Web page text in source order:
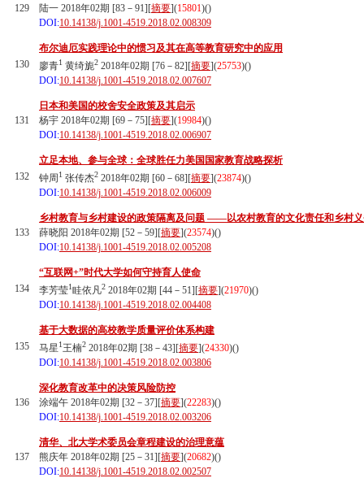
129
陆一 2018年02期 [83－91][摘要](15801)()
DOI:10.14138/j.1001-4519.2018.02.008309
130
布尔迪厄实践理论中的惯习及其在高等教育研究中的应用
廖青1 黄绮旎2 2018年02期 [76－82][摘要](25753)()
DOI:10.14138/j.1001-4519.2018.02.007607
131
日本和美国的校舍安全政策及其启示
杨宇 2018年02期 [69－75][摘要](19984)()
DOI:10.14138/j.1001-4519.2018.02.006907
132
立足本地、参与全球：全球胜任力美国国家教育战略探析
钟周 1 张传杰2 2018年02期 [60－68][摘要](23874)()
DOI:10.14138/j.1001-4519.2018.02.006009
133
乡村教育与乡村建设的政策隔离及问题 ——以农村教育的文化责任和乡村
薛晓阳 2018年02期 [52－59][摘要](23574)()
DOI:10.14138/j.1001-4519.2018.02.005208
134
“互联网+”时代大学如何守持育人使命
李芳莹1眭依凡2 2018年02期 [44－51][摘要](21970)()
DOI:10.14138/j.1001-4519.2018.02.004408
135
基于大数据的高校教学质量评价体系构建
马星1 王楠2 2018年02期 [38－43][摘要](24330)()
DOI:10.14138/j.1001-4519.2018.02.003806
136
深化教育改革中的决策风险防控
涂端午 2018年02期 [32－37][摘要](22283)()
DOI:10.14138/j.1001-4519.2018.02.003206
137
清华、北大学术委员会章程建设的治理意蕴
熊庆年 2018年02期 [25－31][摘要](20682)()
DOI:10.14138/j.1001-4519.2018.02.002507